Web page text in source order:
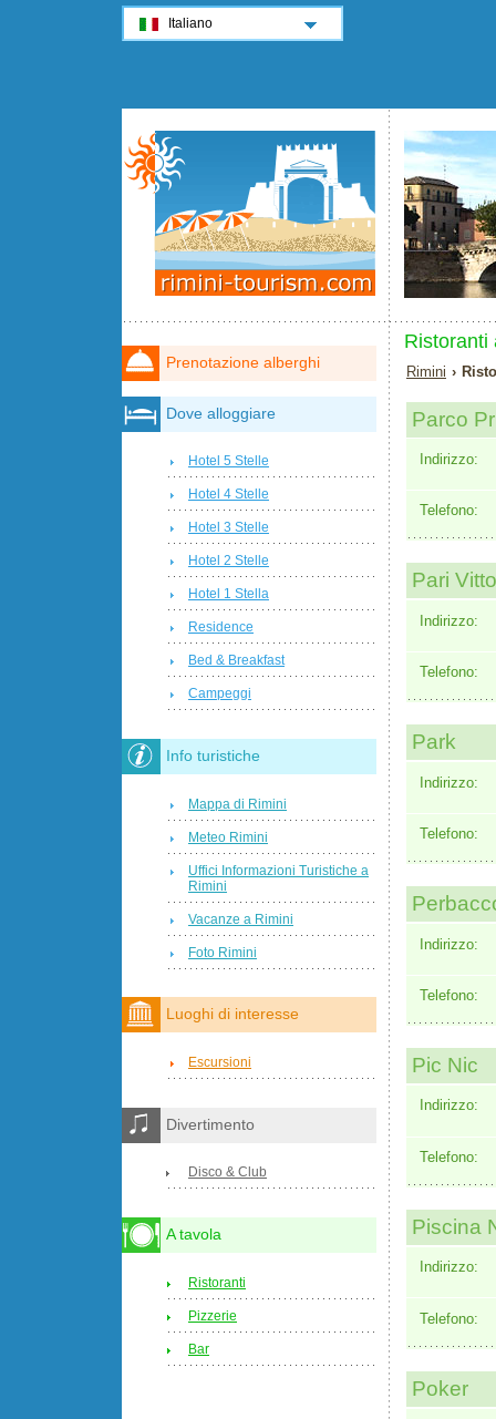
Ristoranti
Rimini ›
Parco
Indirizzo:
Telefono:
Pari
Indirizzo:
Telefono:
Park
Indirizzo:
Telefono:
Indirizzo:
Telefono:
Pic Nic
Indirizzo:
Telefono:
Piscina
Indirizzo:
Telefono:
Poker
Prenotazione alberghi
Dove alloggiare
Hotel 5 Stelle
Hotel 4 Stelle
Hotel 3 Stelle
Hotel 2 Stelle
Hotel 1 Stella
Residence
Bed & Breakfast
Campeggi
Info turistiche
Mappa di Rimini
Meteo Rimini
Uffici Informazioni Turistiche a
Rimini
Vacanze a Rimini
Foto Rimini
Luoghi di interesse
Escursioni
Divertimento
Disco & Club
A tavola
Ristoranti
Pizzerie
Bar
Italiano